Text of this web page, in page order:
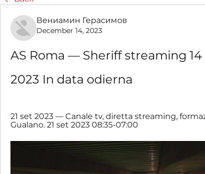
Вениамин Герасимов
December 14, 2023
AS Roma — Sheriff streaming
2023 In data odierna
21 set 2023 — Canale tv, diretta streaming,
Gualano. 21 set 2023 08:35-07:00